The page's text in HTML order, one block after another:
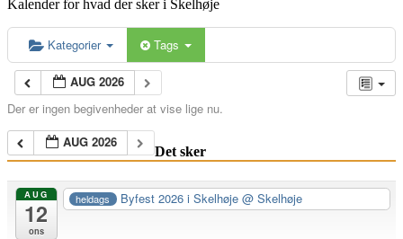
Kalender for hvad der sker i Skelhøje
Kategorier Tags
AUG 2026
Der er ingen begivenheder at vise lige nu.
AUG 2026
Det sker
AUG
12
ons
heldags Byfest 2026 i Skelhøje@ Skelhøje